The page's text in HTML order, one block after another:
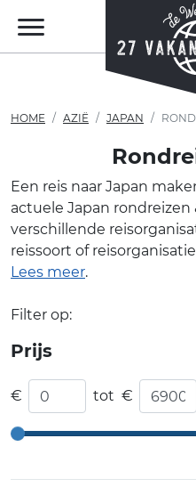
HOME AZIË JAPAN
Een reis naar Japan
actuele Japan
verschillende
reissoort of
Lees meer.
Filter op:
Prijs
€ tot €